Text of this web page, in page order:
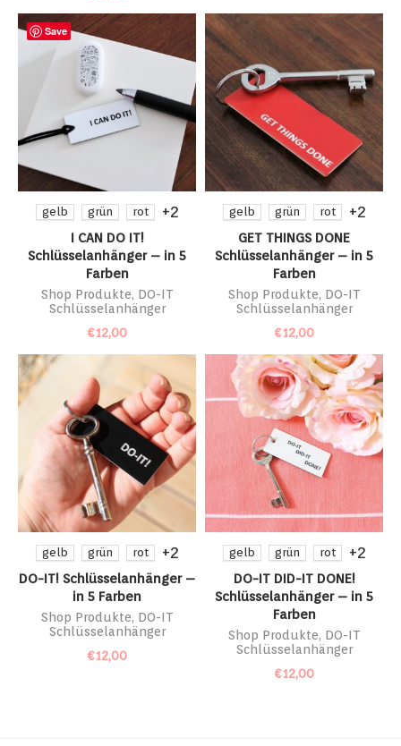
gelb grün rot +2
I CAN DO IT!
Schlüsselanhänger – in 5
Farben
Shop Produkte, DO-IT
Schlüsselanhänger
€12,00
gelb grün rot +2
GET THINGS DONE
Schlüsselanhänger – in 5
Farben
Shop Produkte, DO-IT
Schlüsselanhänger
€12,00
gelb grün rot +2
DO-IT! Schlüsselanhänger –
in 5 Farben
Shop Produkte, DO-IT
Schlüsselanhänger
€12,00
gelb grün rot +2
DO-IT DID-IT DONE!
Schlüsselanhänger – in 5
Farben
Shop Produkte, DO-IT
Schlüsselanhänger
€12,00
Save